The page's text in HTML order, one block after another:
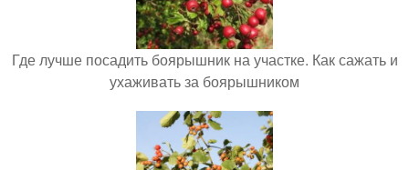
Где лучше посадить боярышник на участке. Как сажать и
ухаживать за боярышником